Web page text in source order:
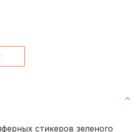
стикеров зеленого